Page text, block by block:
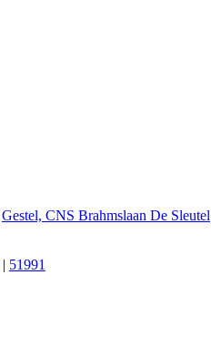
Gestel, CNS Brahmslaan De Sleutel
51991